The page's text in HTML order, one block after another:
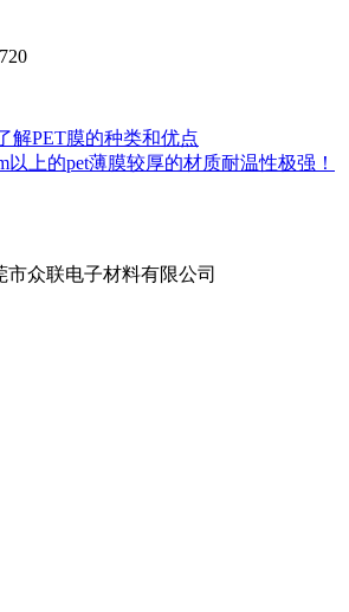
解PET膜的种类和优点
以上的pet薄膜较厚的材质耐温性极强！
市众联电子材料有限公司